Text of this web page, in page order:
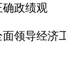
政绩观
领导经济